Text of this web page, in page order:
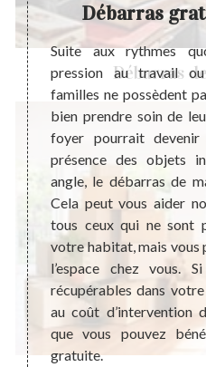
Débarras
Jeu
et
la
que
plus
de
pas
Débarras
Suite aux rythmes
pression au travail
familles ne possèdent
bien prendre soin de
foyer pourrait
présence des objets
angle, le débarras de
Cela peut vous aider
tous ceux qui ne sont
votre habitat, mais vous
l’espace chez vous.
récupérables dans
au coût d’intervention
que vous pouvez
gratuite.